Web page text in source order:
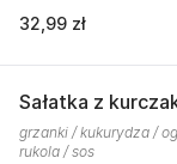
32,99 zł
Sałatka z
grzanki / kukurydza /
rukola / sos